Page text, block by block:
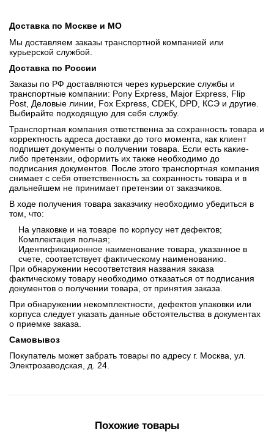
Доставка по Москве и МО
Мы доставляем заказы транспортной компанией или
курьерской службой.
Доставка по России
Заказы по РФ доставляются через курьерские службы и
транспортные компании: Pony Express, Major Express, Flip
Post, Деловые линии, Fox Express, CDEK, DPD, КСЭ и другие.
Выбирайте подходящую для себя службу.
Транспортная компания ответственна за сохранность товара и
корректность адреса доставки до того момента, как клиент
подпишет документы о получении товара. Если есть какие-
либо претензии, оформить их также необходимо до
подписания документов. После этого транспортная компания
снимает с себя ответственность за сохранность товара и в
дальнейшем не принимает претензии от заказчиков.
В ходе получения товара заказчику необходимо убедиться в
том, что:
На упаковке и на товаре по корпусу нет дефектов;
Комплектация полная;
Идентификационное наименование товара, указанное в
счете, соответствует фактическому наименованию.
При обнаружении несоответствия названия заказа
фактическому товару необходимо отказаться от подписания
документов о получении товара, от принятия заказа.
При обнаружении некомплектности, дефектов упаковки или
корпуса следует указать данные обстоятельства в документах
о приемке заказа.
Самовывоз
Покупатель может забрать товары по адресу г. Москва, ул.
Электрозаводская, д. 24.
Похожие товары